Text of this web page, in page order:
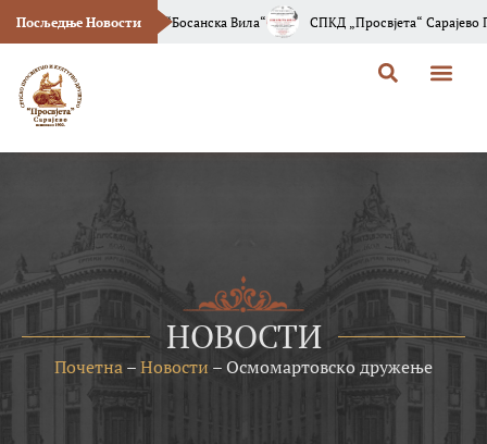
Посљедње Новости
Броја Часописа “Босанска Вила“ СПКД „Просвјета“ Сарајево Позива
НОВОСТИ
Почетна–Новости –Осмомартовско дружење